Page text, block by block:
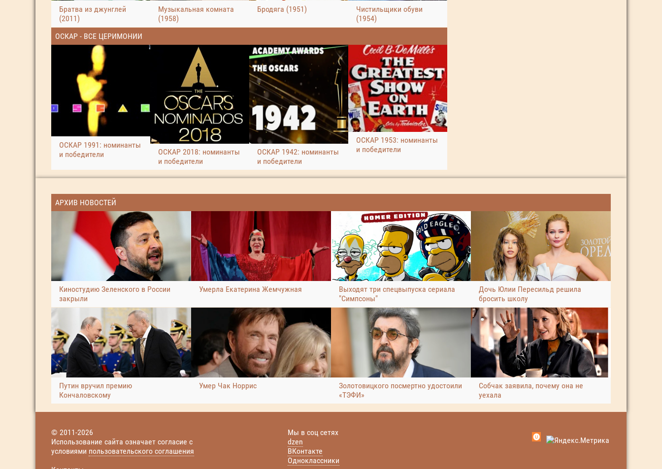
Братва из джунглей
(2011)
Музыкальная комната
(1958)
Бродяга (1951)
Чистильщики обуви
(1954)
ОСКАР - ВСЕ ЦЕРИМОНИИ
ОСКАР 1991: номинанты
и победители
ОСКАР 2018: номинанты
и победители
ОСКАР 1942: номинанты
и победители
ОСКАР 1953: номинанты
и победители
АРХИВ НОВОСТЕЙ
Киностудию Зеленского в России
закрыли
Умерла Екатерина Жемчужная
Выходят три спецвыпуска сериала
"Симпсоны"
Дочь Юлии Пересильд решила
бросить школу
Путин вручил премию
Кончаловскому
Умер Чак Норрис
Золотовицкого посмертно удостоили
«ТЭФИ»
Собчак заявила, почему она не
уехала
© 2011-2026
Использование сайта означает согласие с
условиями пользовательского соглашения
Мы в соц сетях
dzen
ВКонтакте
Одноклассники